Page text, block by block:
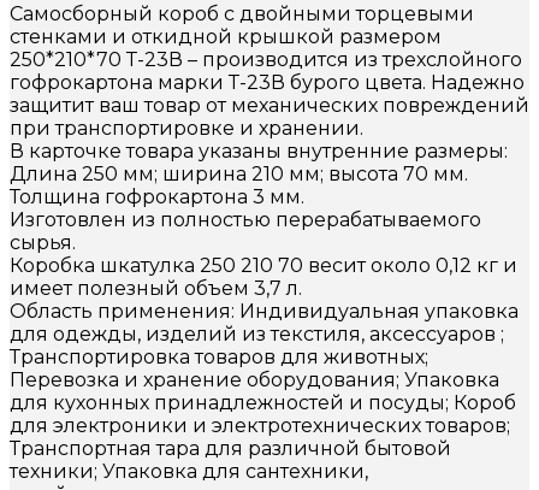
Самосборный короб с двойными торцевыми
стенками и откидной крышкой размером
250*210*70 Т-23В – производится из трехслойного
гофрокартона марки Т-23В бурого цвета. Надежно
защитит ваш товар от механических повреждений
при транспортировке и хранении.
В карточке товара указаны внутренние размеры:
Длина 250 мм; ширина 210 мм; высота 70 мм.
Толщина гофрокартона 3 мм.
Изготовлен из полностью перерабатываемого
сырья.
Коробка шкатулка 250 210 70 весит около 0,12 кг и
имеет полезный объем 3,7 л.
Область применения: Индивидуальная упаковка
для одежды, изделий из текстиля, аксессуаров ;
Транспортировка товаров для животных;
Перевозка и хранение оборудования; Упаковка
для кухонных принадлежностей и посуды; Короб
для электроники и электротехнических товаров;
Транспортная тара для различной бытовой
техники; Упаковка для сантехники,